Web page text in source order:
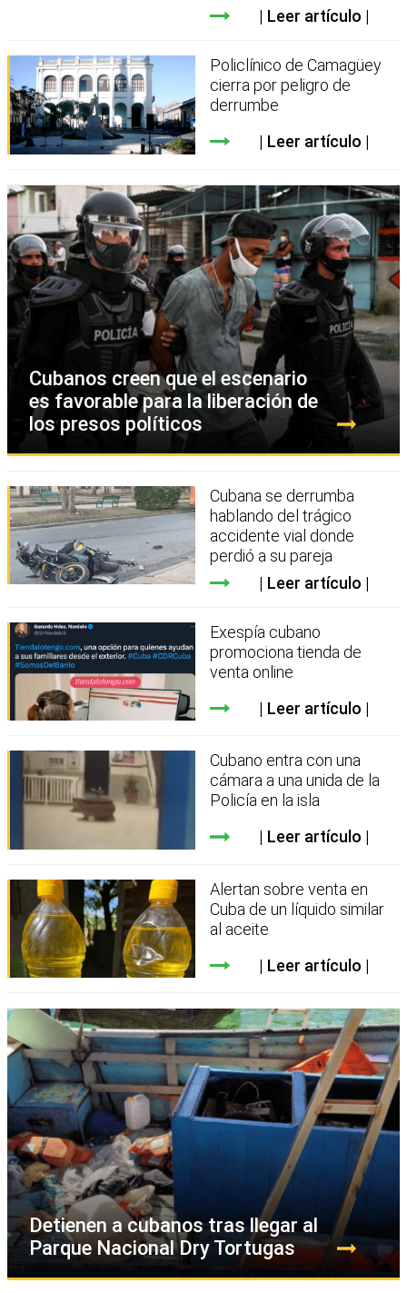
Leer artículo
Policlínico de Camagüey
cierra por peligro de
derrumbe
Leer artículo
Cubanos creen que el escenario
es favorable para la liberación de
los presos políticos
Cubana se derrumba
hablando del trágico
accidente vial donde
perdió a su pareja
Leer artículo
Exespía cubano
promociona tienda de
venta online
Leer artículo
Cubano entra con una
cámara a una unida de la
Policía en la isla
Leer artículo
Alertan sobre venta en
Cuba de un líquido similar
al aceite
Leer artículo
Detienen a cubanos tras llegar al
Parque Nacional Dry Tortugas